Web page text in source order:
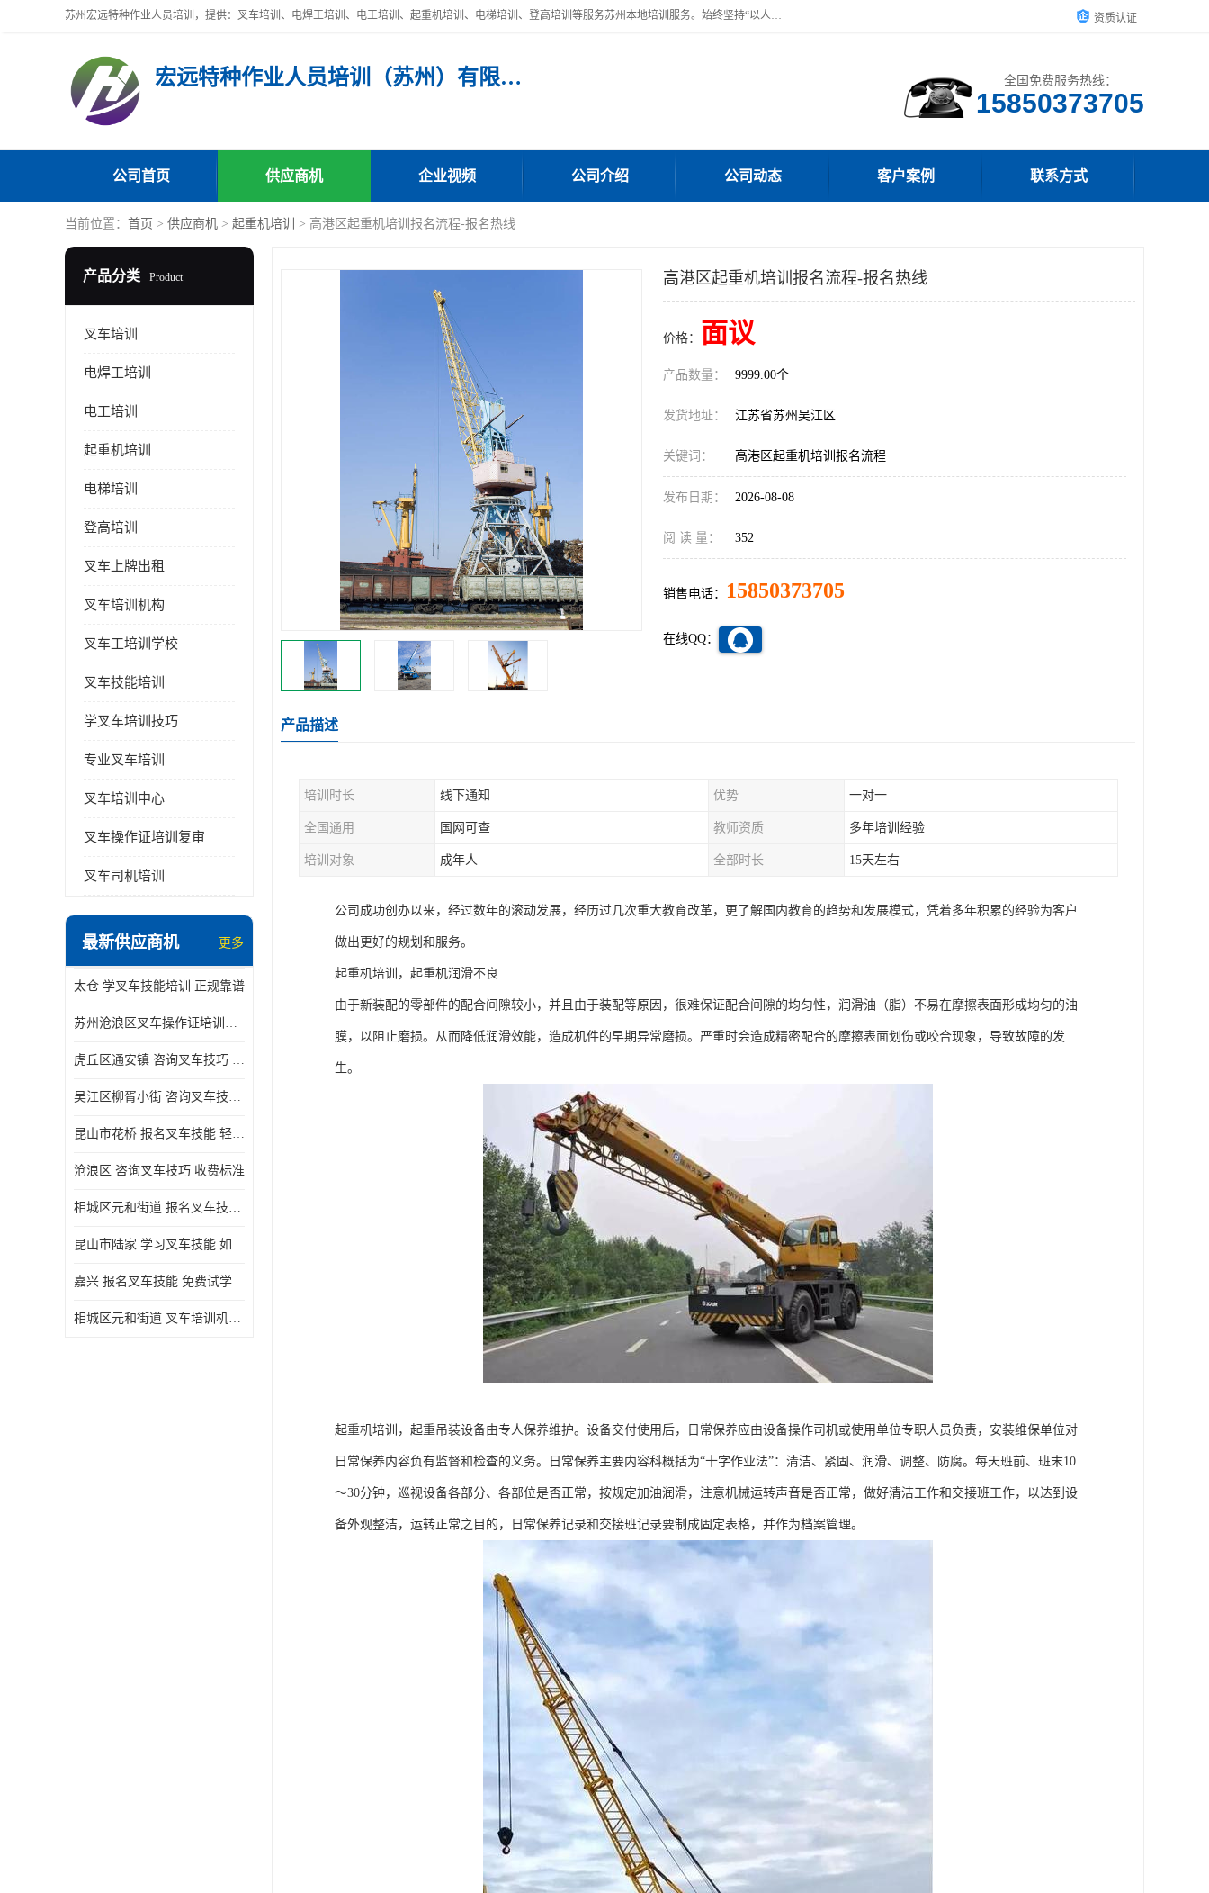
苏州宏远特种作业人员培训，提供：叉车培训、电焊工培训、电工培训、起重机培训、电梯培训、登高培训等服务苏州本地培训服务。始终坚持“以人为本，质量立校”的办学思想，以培养社会应用型人才为己任，明码收费，诚实守信，中途不收任何费用。随到随学，学会为止，一期未学会者免费再学，直到学会为止。 资质认证
宏远特种作业人员培训（苏州）有限公司 全国免费服务热线：
15850373705
公司首页 供应商机 企业视频 公司介绍 公司动态 客户案例 联系方式
当前位置： 首页 > 供应商机 > 起重机培训 > 高港区起重机培训报名流程-报名热线
产品分类 Product
叉车培训
电焊工培训
电工培训
起重机培训
电梯培训
登高培训
叉车上牌出租
叉车培训机构
叉车工培训学校
叉车技能培训
学叉车培训技巧
专业叉车培训
叉车培训中心
叉车操作证培训复审
叉车司机培训
最新供应商机 更多
太仓 学叉车技能培训 正规靠谱
苏州沧浪区叉车操作证培训已更新科目
虎丘区通安镇 咨询叉车技巧 新政策已公布
吴江区柳胥小街 咨询叉车技巧 附近那家正规
昆山市花桥 报名叉车技能 轻松试学无压力
沧浪区 咨询叉车技巧 收费标准
相城区元和街道 报名叉车技能 没有学历怎么办
昆山市陆家 学习叉车技能 如何选择很重要
嘉兴 报名叉车技能 免费试学联系电话
相城区元和街道 叉车培训机构 如何选择很重要
高港区起重机培训报名流程-报名热线
价格： 面议
产品数量： 9999.00个
发货地址： 江苏省苏州吴江区
关键词： 高港区起重机培训报名流程
发布日期： 2026-08-08
阅 读 量： 352
销售电话： 15850373705
在线QQ：
产品描述
培训时长 线下通知 优势 一对一
全国通用 国网可查 教师资质 多年培训经验
培训对象 成年人 全部时长 15天左右
公司成功创办以来，经过数年的滚动发展，经历过几次重大教育改革，更了解国内教育的趋势和发展模式，凭着多年积累的经验为客户
做出更好的规划和服务。
起重机培训，起重机润滑不良
由于新装配的零部件的配合间隙较小，并且由于装配等原因，很难保证配合间隙的均匀性，润滑油（脂）不易在摩擦表面形成均匀的油
膜，以阻止磨损。从而降低润滑效能，造成机件的早期异常磨损。严重时会造成精密配合的摩擦表面划伤或咬合现象，导致故障的发
生。
起重机培训，起重吊装设备由专人保养维护。设备交付使用后，日常保养应由设备操作司机或使用单位专职人员负责，安装维保单位对
日常保养内容负有监督和检查的义务。日常保养主要内容科概括为“十字作业法”：清洁、紧固、润滑、调整、防腐。每天班前、班末10
～30分钟，巡视设备各部分、各部位是否正常，按规定加油润滑，注意机械运转声音是否正常，做好清洁工作和交接班工作，以达到设
备外观整洁，运转正常之目的，日常保养记录和交接班记录要制成固定表格，并作为档案管理。